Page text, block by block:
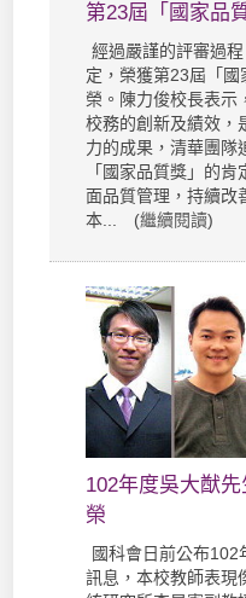
第23屆「國家品
經過嚴謹的評審過
定，榮獲第23屆「
榮。陳力俊校長表示
校務的創新及績效，
力的成果，清華團隊
「國家品質獎」的
面品質管理，持續改
本... (繼續閱讀)
102年度吳大猷
榮
國科會日前公布
訊息，本校教師表現